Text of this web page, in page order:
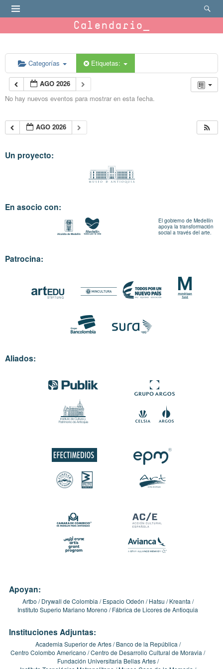
Calendario
Categorías Etiquetas:
AGO 2026
No hay nuevos eventos para mostrar en esta fecha.
AGO 2026
Un proyecto:
En asocio con:
El gobierno de Medellín
apoya la transformación
social a través del arte.
Patrocina:
Aliados:
Apoyan:
Artbo Drywall de Colombia Espacio Odeón Hatsu
Kreanta
Instituto Superio Mariano Moreno
Fábrica de Licores de Antioquia
Instituciones Adjuntas:
Academia Superior de Artes
Banco de la República
Centro Colombo Americano Centro de Desarrollo Cultural de Moravia
Fundación Universitaria Bellas Artes